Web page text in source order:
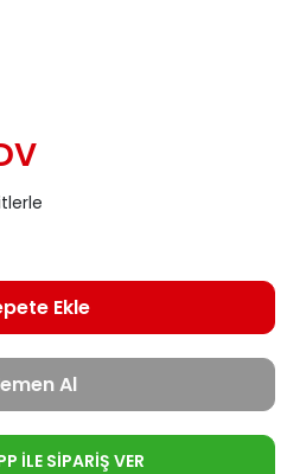
Ekle
Al
İLE SİPARİŞ VER